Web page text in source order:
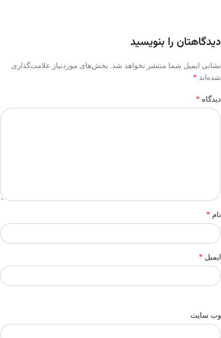
دیدگاهتان را بنویسید
نشانی ایمیل شما منتشر نخواهد شد. بخش‌های موردنیاز علامت‌گذاری
شده‌اند *
دیدگاه *
نام *
ایمیل *
وب‌ سایت